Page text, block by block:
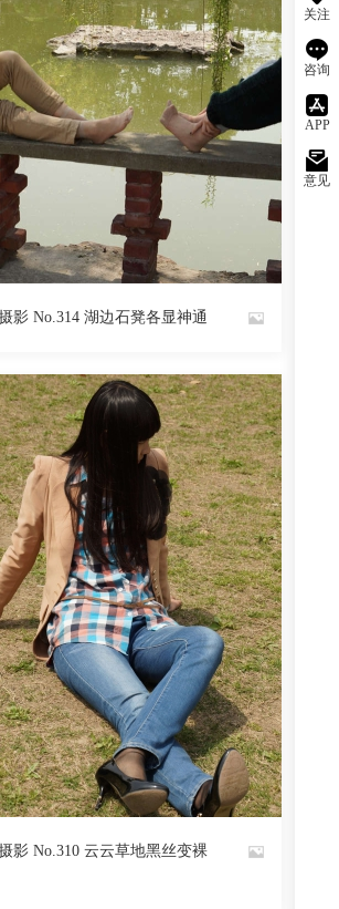
关注
咨询
APP
意见
509 回复
社
399 阅读 0 回复
影 No.314 湖边石凳各显神通
影 No.310 云云草地黑丝变裸